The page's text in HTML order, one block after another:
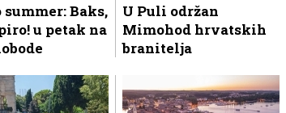
summer: Baks,
u petak na
U Puli održan
Mimohod hrvatskih
branitelja